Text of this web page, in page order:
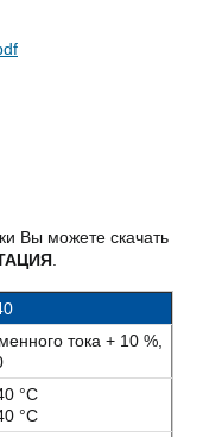
Вы можете скачать
тока + 10 %,
°C
°C